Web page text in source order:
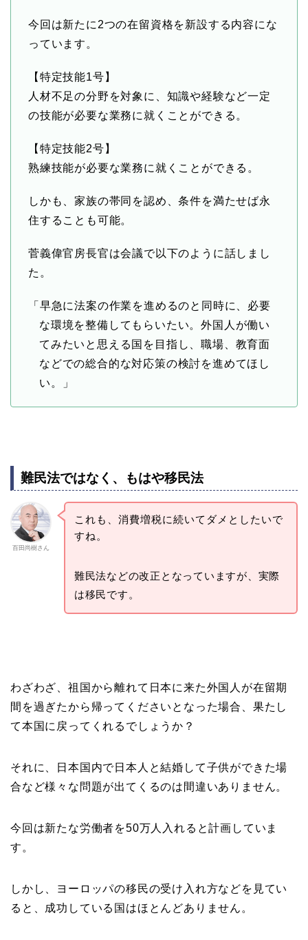
今回は新たに2つの在留資格を新設する内容にな
っています。
【特定技能1号】
人材不足の分野を対象に、知識や経験など一定
の技能が必要な業務に就くことができる。
【特定技能2号】
熟練技能が必要な業務に就くことができる。
しかも、家族の帯同を認め、条件を満たせば永
住することも可能。
菅義偉官房長官は会議で以下のように話しまし
た。
「早急に法案の作業を進めるのと同時に、必要
な環境を整備してもらいたい。外国人が働い
てみたいと思える国を目指し、職場、教育面
などでの総合的な対応策の検討を進めてほし
い。」
難民法ではなく、もはや移民法
百田尚樹さん
これも、消費増税に続いてダメとしたいで
すね。
難民法などの改正となっていますが、実際
は移民です。
わざわざ、祖国から離れて日本に来た外国人が在留期
間を過ぎたから帰ってくださいとなった場合、果たし
て本国に戻ってくれるでしょうか？
それに、日本国内で日本人と結婚して子供ができた場
合など様々な問題が出てくるのは間違いありません。
今回は新たな労働者を50万人入れると計画していま
す。
しかし、ヨーロッパの移民の受け入れ方などを見てい
ると、成功している国はほとんどありません。